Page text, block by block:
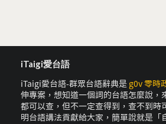
iTaigi愛台語
iTaigi愛台語-群眾台語辭典是 g0v 零時
伸專案，想知道一個詞的台語怎麼說，
都可以查，但不一定查得到，查不到時
明台語講法貢獻給大家，簡單說就是「